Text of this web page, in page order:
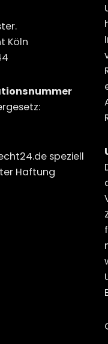
Köln
speziell
Haftung